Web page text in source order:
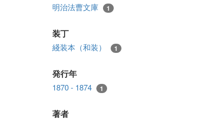
明治法曹文庫 1
装丁
綫装本（和装） 1
発行年
1870 - 1874 1
著者